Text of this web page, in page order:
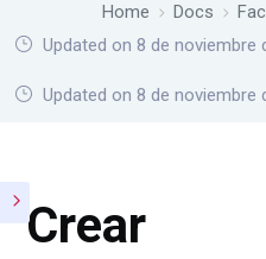
Home Docs
Updated on 8 de noviembre
Updated on 8 de noviembre
Crear